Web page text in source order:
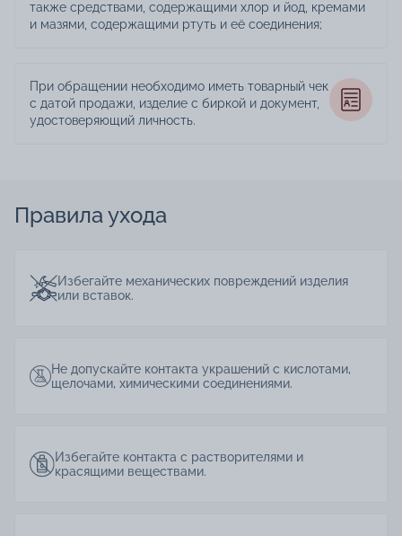
также средствами, содержащими хлор и йод, кремами
и мазями, содержащими ртуть и её соединения;
При обращении необходимо иметь товарный чек
с датой продажи, изделие с биркой и документ,
удостоверяющий личность.
Правила ухода
Избегайте механических повреждений изделия
или вставок.
Не допускайте контакта украшений с кислотами,
щелочами, химическими соединениями.
Избегайте контакта с растворителями и
красящими веществами.